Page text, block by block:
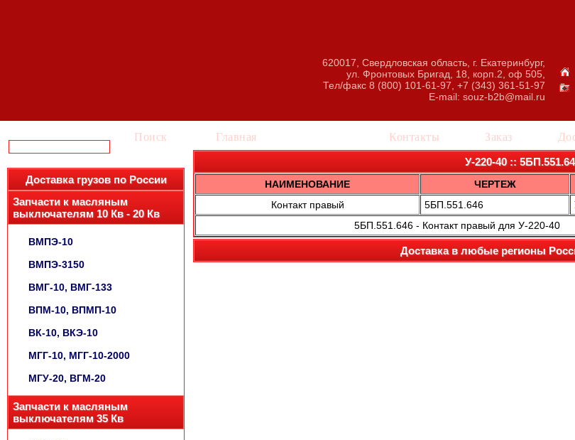
620017, Свердловская область, г. Екатеринбург,
ул. Фронтовых Бригад, 18, корп.2, оф 505,
Тел/факс 8 (800) 101-61-97, +7 (343) 361-51-97
E-mail: souz-b2b@mail.ru
Поиск
Доставка грузов по России
Запчасти к масляным
выключателям 10 Кв - 20 Кв
ВМПЭ-10
ВМПЭ-3150
ВМГ-10, ВМГ-133
ВПМ-10, ВПМП-10
ВК-10, ВКЭ-10
МГГ-10, МГГ-10-2000
МГУ-20, ВГМ-20
Запчасти к масляным
выключателям 35 Кв
Главная Контакты Заказ
У-220-40 ::
НАИМЕНОВАНИЕ ЧЕРТЕЖ
Контакт правый
5БП.551.646
5БП.551.646 - Контакт правый для У-220-40
Доставка в любые регионы